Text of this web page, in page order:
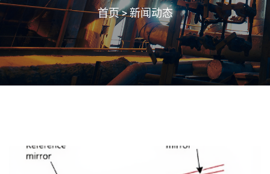
首页>新闻动态